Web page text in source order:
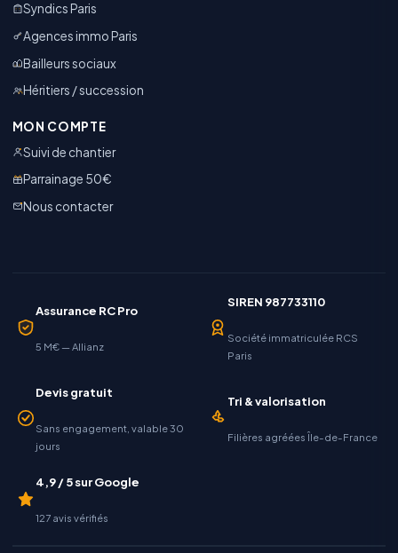
Syndics Paris
Agences immo Paris
Bailleurs sociaux
Héritiers / succession
MON COMPTE
Suivi de chantier
Parrainage 50€
Nous contacter
Assurance RC Pro
5 M€ — Allianz
SIREN 987733110
Société immatriculée RCS
Paris
Devis gratuit
Sans engagement, valable 30
jours
Tri & valorisation
Filières agréées Île-de-France
4,9 / 5 sur Google
127 avis vérifiés